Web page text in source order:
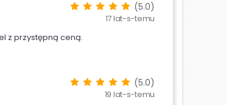
(5.0)
17 lat-s-temu
z przystępną ceną.
(5.0)
19 lat-s-temu